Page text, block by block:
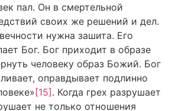
пал. Он в смертельной
своих же решений и дел.
нужна зашита. Его
Бог. Бог приходит в образе
человеку образ Божий. Бог
оправдывает подлинно
[15]. Когда грех разрушает
не только отношения